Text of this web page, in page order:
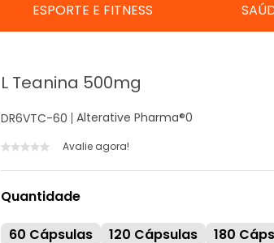
ESPORTE E FITNESS
L Teanina 500mg
DR6VTC-60 Alterative Pharma®0
Avalie agora!
Quantidade
60 Cápsulas 120 Cápsulas 180